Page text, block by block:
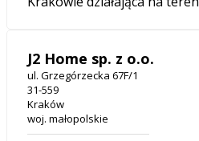
J2 Home sp. z o.o.
ul. Grzegórzecka 67F/1
31-559
Kraków
woj. małopolskie